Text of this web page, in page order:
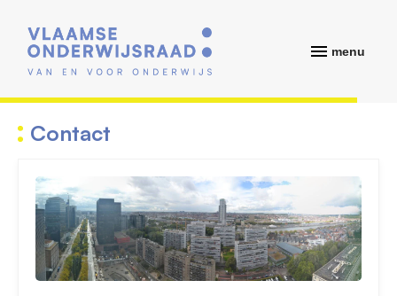
menu
Contact